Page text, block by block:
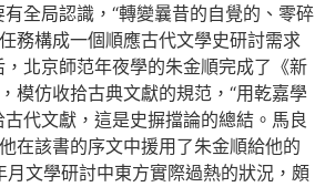
全局認識，“轉變曩昔的自覺的、零碎
務構成一個順應古代文學史研討需求
，北京師范年夜學的朱金順完成了《新
模仿收拾古典文獻的規范，“用乾嘉學
代文獻，這是史摒擋論的總結。馬良
在該書的序文中援用了朱金順給他的
文學研討中東方實際過熱的狀況，頗